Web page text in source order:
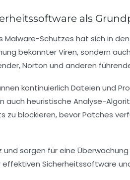
als
Malware-Schutzes hat sich in
bekannter Viren, sondern
Norton und anderen
kontinuierlich Dateien und
auch heuristische Analyse-
zu blockieren, bevor Patches
sorgen für eine
effektiven Sicherheitssoftware